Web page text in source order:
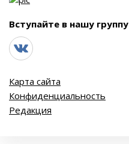
Вступайте в нашу группу
Карта сайта
Конфиденциальность
Редакция